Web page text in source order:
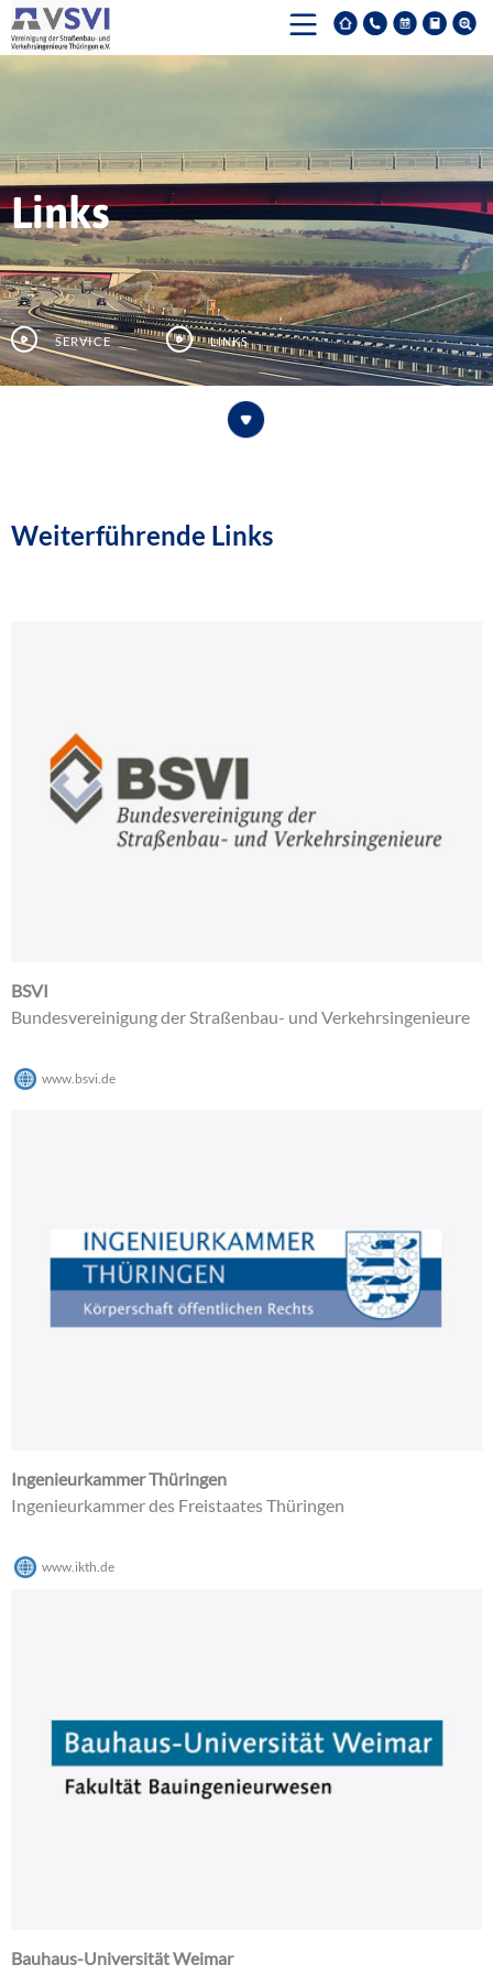
Links
Service Links
Weiterführende Links
BSVI
Bundesvereinigung der Straßenbau- und Verkehrsingenieure
www.bsvi.de
Ingenieurkammer Thüringen
Ingenieurkammer des Freistaates Thüringen
www.ikth.de
Bauhaus-Universität Weimar